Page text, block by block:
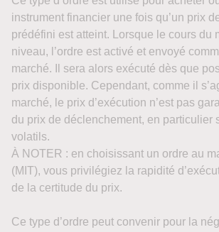
instrument financier une fois qu’un prix
prédéfini est atteint. Lorsque le cours du
niveau, l’ordre est activé et envoyé
marché. Il sera alors exécuté dès que
prix disponible. Cependant, comme il
marché, le prix d’exécution n’est pas
du prix de déclenchement, en particulier
volatils.
À NOTER : en choisissant un ordre au
(MIT), vous privilégiez la rapidité
de la certitude du prix.
Ce type d’ordre peut convenir pour la